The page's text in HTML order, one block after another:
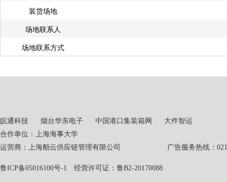
装货场地
场地联系人
场地联系方式
皖通科技 烟台华东电子 中国港口集装箱网
大件智运
合作单位：上海海事大学
运营商：上海舶云供应链管理有限公司 广告服务热线：021-
鲁ICP备05016100号-1 经营许可证：鲁B2-20170088